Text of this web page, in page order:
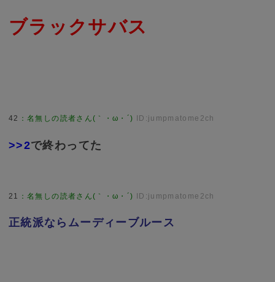
ブラックサバス
42 ：名無しの読者さん(｀・ω・´) ID:jumpmatome2ch
>>2で終わってた
21 ：名無しの読者さん(｀・ω・´) ID:jumpmatome2ch
正統派ならムーディーブルース